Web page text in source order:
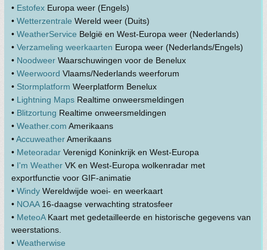
• Estofex Europa weer (Engels)
• Wetterzentrale Wereld weer (Duits)
• WeatherService België en West-Europa weer (Nederlands)
• Verzameling weerkaarten Europa weer (Nederlands/Engels)
• Noodweer Waarschuwingen voor de Benelux
• Weerwoord Vlaams/Nederlands weerforum
• Stormplatform Weerplatform Benelux
• Lightning Maps Realtime onweersmeldingen
• Blitzortung Realtime onweersmeldingen
• Weather.com Amerikaans
•AccuweatherAmerikaans
• Meteoradar Verenigd Koninkrijk en West-Europa
• I'm Weather VK en West-Europa wolkenradar met
exportfunctie voor GIF-animatie
• Windy Wereldwijde woei- en weerkaart
• NOAA16-daagse verwachting stratosfeer
• MeteoAKaart met gedetailleerde en historische gegevens van
weerstations.
• Weatherwise